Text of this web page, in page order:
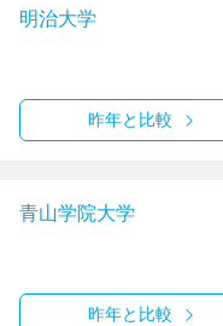
明治大学
昨年と比較
青山学院大学
昨年と比較